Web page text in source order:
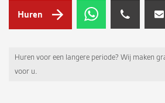
Huren
Huren voor een langere periode? Wij maken
voor u.